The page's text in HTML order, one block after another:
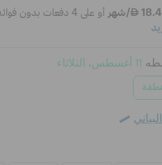
11 أغسطس، الثلاثاء